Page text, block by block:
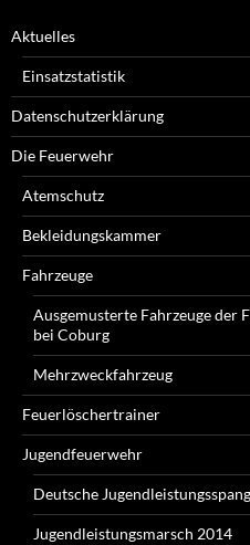
Aktuelles
Einsatzstatistik
Datenschutzerklärung
Die Feuerwehr
Atemschutz
Bekleidungskammer
Fahrzeuge
Ausgemusterte Fahrzeuge der
bei Coburg
Mehrzweckfahrzeug
Feuerlöschertrainer
Jugendfeuerwehr
Deutsche
Jugendleistungsmarsch 2014